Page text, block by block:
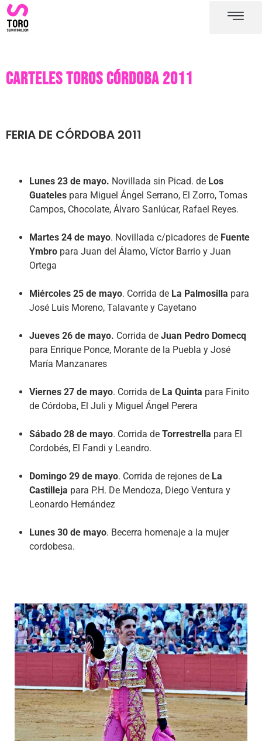
Carteles toros Córdoba 2011
FERIA DE CÓRDOBA 2011
Lunes 23 de mayo. Novillada sin Picad. de Los
Guateles para Miguel Ángel Serrano, El Zorro, Tomas
Campos, Chocolate, Álvaro Sanlúcar, Rafael Reyes.
Martes 24 de mayo. Novillada c/picadores de Fuente
Ymbro para Juan del Álamo, Víctor Barrio y Juan
Ortega
Miércoles 25 de mayo. Corrida de La Palmosilla para
José Luis Moreno, Talavante y Cayetano
Jueves 26 de mayo. Corrida de Juan Pedro Domecq
para Enrique Ponce, Morante de la Puebla y José
María Manzanares
Viernes 27 de mayo. Corrida de La Quinta para Finito
de Córdoba, El Juli y Miguel Ángel Perera
Sábado 28 de mayo. Corrida de Torrestrella para El
Cordobés, El Fandi y Leandro.
Domingo 29 de mayo. Corrida de rejones de La
Castilleja para P.H. De Mendoza, Diego Ventura y
Leonardo Hernández
Lunes 30 de mayo. Becerra homenaje a la mujer
cordobesa.